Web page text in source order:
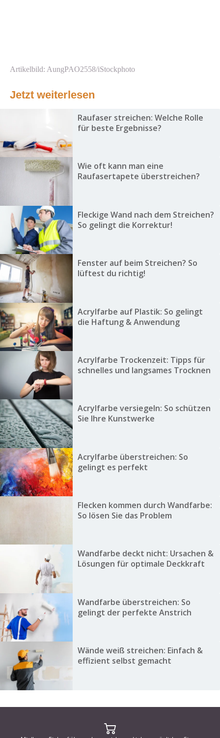
Artikelbild: AungPAO2558/iStockphoto
Jetzt weiterlesen
Raufaser streichen: Welche Rolle
für beste Ergebnisse?
Wie oft kann man eine
Raufasertapete überstreichen?
Fleckige Wand nach dem Streichen?
So gelingt die Korrektur!
Fenster auf beim Streichen? So
lüftest du richtig!
Acrylfarbe auf Plastik: So gelingt
die Haftung & Anwendung
Acrylfarbe Trockenzeit: Tipps für
schnelles und langsames Trocknen
Acrylfarbe versiegeln: So schützen
Sie Ihre Kunstwerke
Acrylfarbe überstreichen: So
gelingt es perfekt
Flecken kommen durch Wandfarbe:
So lösen Sie das Problem
Wandfarbe deckt nicht: Ursachen &
Lösungen für optimale Deckkraft
Wandfarbe überstreichen: So
gelingt der perfekte Anstrich
Wände weiß streichen: Einfach &
effizient selbst gemacht